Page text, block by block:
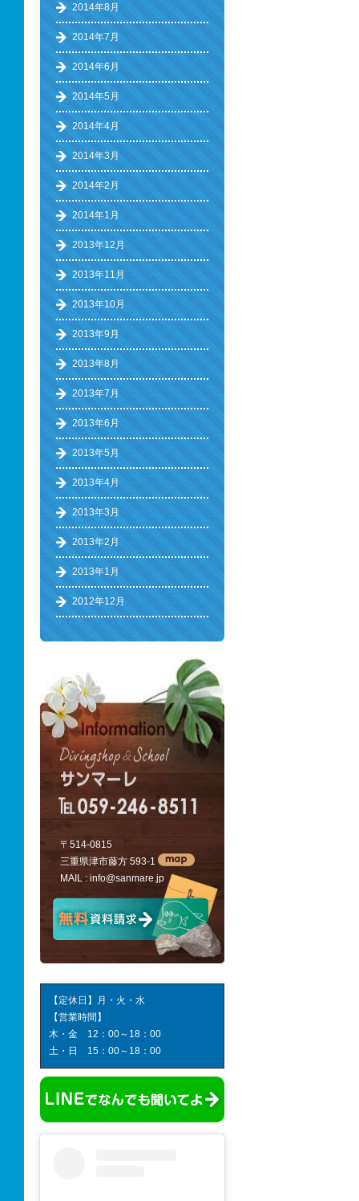
2014年8月
2014年7月
2014年6月
2014年5月
2014年4月
2014年3月
2014年2月
2014年1月
2013年12月
2013年11月
2013年10月
2013年9月
2013年8月
2013年7月
2013年6月
2013年5月
2013年4月
2013年3月
2013年2月
2013年1月
2012年12月
〒514-0815
三重県津市藤方 593-1
MAIL : info@sanmare.jp
【定休日】月・火・水
【営業時間】
木・金 12：00～18：00
土・日 15：00～18：00